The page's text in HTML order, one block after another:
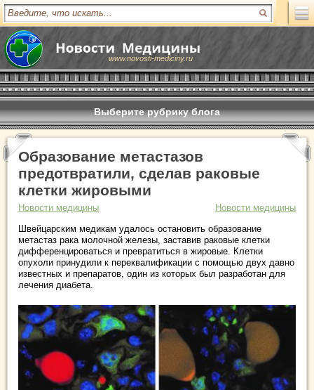
www.novosti-mediciny.ru
Выберите рубрику блога
Образование метастазов
предотвратили, сделав раковые
клетки жировыми
Новости медицины
Новости медицины
Швейцарским медикам удалось остановить образование
метастаз рака молочной железы, заставив раковые клетки
дифференцироваться и превратиться в жировые. Клетки
опухоли принудили к переквалификации с помощью двух давно
известных и препаратов, один из которых был разработан для
лечения диабета.